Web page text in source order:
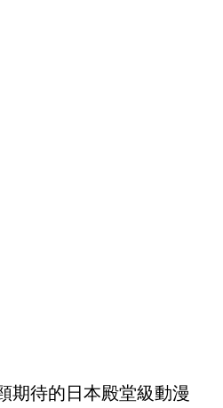
期待的日本殿堂級動漫